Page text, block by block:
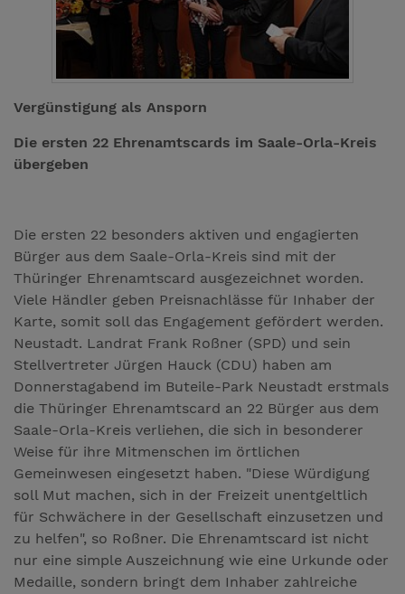
Vergünstigung als Ansporn
Die ersten 22 Ehrenamtscards im Saale-Orla-Kreis
übergeben
Die ersten 22 besonders aktiven und engagierten
Bürger aus dem Saale-Orla-Kreis sind mit der
Thüringer Ehrenamtscard ausgezeichnet worden.
Viele Händler geben Preisnachlässe für Inhaber der
Karte, somit soll das Engagement gefördert werden.
Neustadt. Landrat Frank Roßner (SPD) und sein
Stellvertreter Jürgen Hauck (CDU) haben am
Donnerstagabend im Buteile-Park Neustadt erstmals
die Thüringer Ehrenamtscard an 22 Bürger aus dem
Saale-Orla-Kreis verliehen, die sich in besonderer
Weise für ihre Mitmenschen im örtlichen
Gemeinwesen eingesetzt haben. "Diese Würdigung
soll Mut machen, sich in der Freizeit unentgeltlich
für Schwächere in der Gesellschaft einzusetzen und
zu helfen", so Roßner. Die Ehrenamtscard ist nicht
nur eine simple Auszeichnung wie eine Urkunde oder
Medaille, sondern bringt dem Inhaber zahlreiche